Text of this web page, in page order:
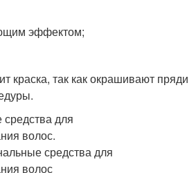
эффектом;
краска, так как окрашивают пряди